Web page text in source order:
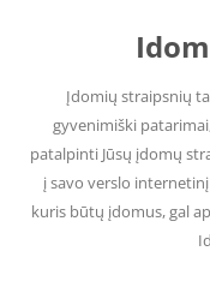
Įdomių straipsnių
gyvenimiški
patalpinti Jūsų įdomų
į savo verslo
kuris būtų įdomus, gal